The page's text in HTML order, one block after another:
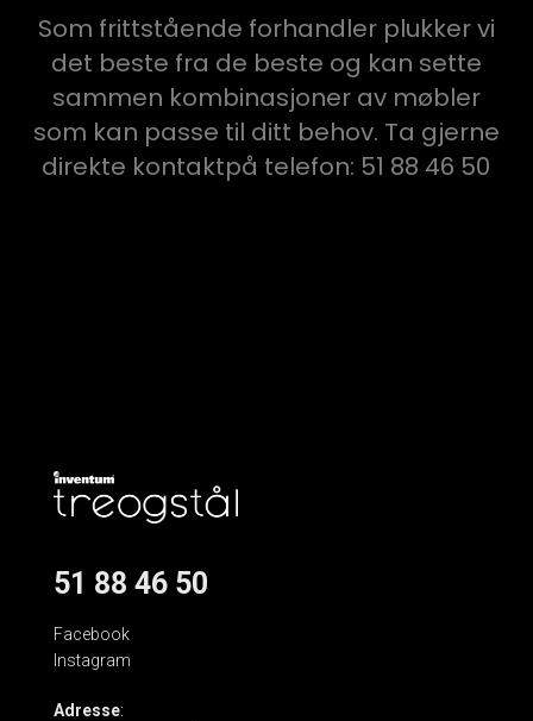
Som frittstående forhandler plukker vi
det beste fra de beste og kan sette
sammen kombinasjoner av møbler
som kan passe til ditt behov. Ta gjerne
direkte kontaktpå telefon: 51 88 46 50
51 88 46 50
Facebook
Instagram
Adresse: